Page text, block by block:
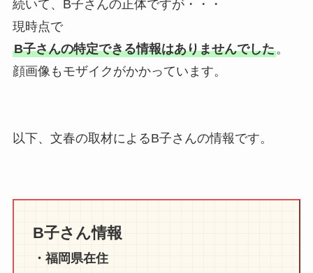
続いて、B子さんの正体ですが・・・
現時点で
B子さんの特定できる情報はありませんでした。
顔画像もモザイクがかかっています。
以下、文春の取材によるB子さんの情報です。
B子さん情報
・福岡県在住